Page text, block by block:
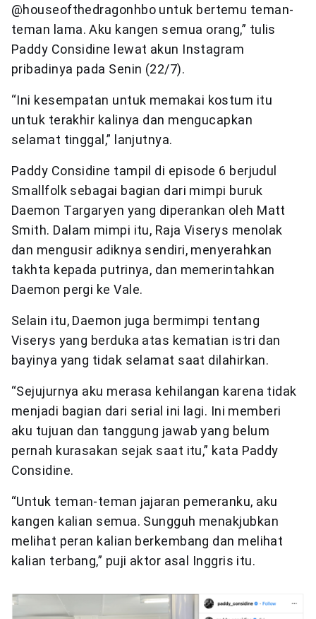
@houseofthedragonhbo untuk bertemu teman-
teman lama. Aku kangen semua orang,” tulis
Paddy Considine lewat akun Instagram
pribadinya pada Senin (22/7).
“Ini kesempatan untuk memakai kostum itu
untuk terakhir kalinya dan mengucapkan
selamat tinggal,” lanjutnya.
Paddy Considine tampil di episode 6 berjudul
Smallfolk sebagai bagian dari mimpi buruk
Daemon Targaryen yang diperankan oleh Matt
Smith. Dalam mimpi itu, Raja Viserys menolak
dan mengusir adiknya sendiri, menyerahkan
takhta kepada putrinya, dan memerintahkan
Daemon pergi ke Vale.
Selain itu, Daemon juga bermimpi tentang
Viserys yang berduka atas kematian istri dan
bayinya yang tidak selamat saat dilahirkan.
“Sejujurnya aku merasa kehilangan karena tidak
menjadi bagian dari serial ini lagi. Ini memberi
aku tujuan dan tanggung jawab yang belum
pernah kurasakan sejak saat itu,” kata Paddy
Considine.
“Untuk teman-teman jajaran pemeranku, aku
kangen kalian semua. Sungguh menakjubkan
melihat peran kalian berkembang dan melihat
kalian terbang,” puji aktor asal Inggris itu.